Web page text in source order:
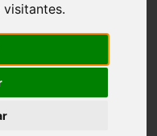
los conceptos
sitio web. En este
mas básicos
utilización del
de bases de datos,